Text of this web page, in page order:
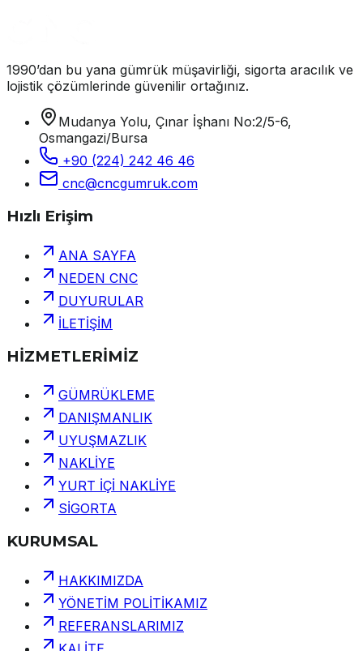
1990’dan bu yana gümrük müşavirliği, sigorta aracılık ve
lojistik çözümlerinde güvenilir ortağınız.
Mudanya Yolu, Çınar İşhanı No:2/5-6,
Osmangazi/Bursa
+90 (224) 242 46 46
cnc@cncgumruk.com
Hızlı Erişim
ANA SAYFA
NEDEN CNC
DUYURULAR
İLETİŞİM
HİZMETLERİMİZ
GÜMRÜKLEME
DANIŞMANLIK
UYUŞMAZLIK
NAKLİYE
YURT İÇİ NAKLİYE
SİGORTA
KURUMSAL
HAKKIMIZDA
YÖNETİM POLİTİKAMIZ
REFERANSLARIMIZ